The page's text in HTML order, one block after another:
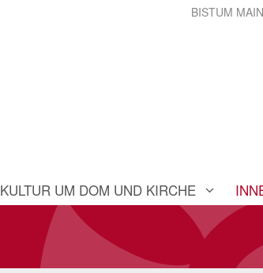
BISTUM
KULTUR UM DOM UND KIRCHE